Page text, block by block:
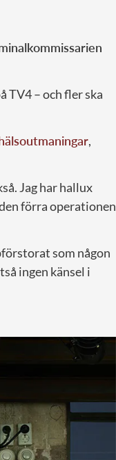
TV4 – och fler ska
,
Jag har hallux
förra operationen
som någon
ingen känsel i